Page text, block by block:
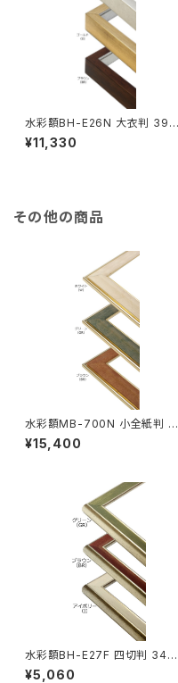
水彩額BH-E26N 大衣判 393
×508ミリ
¥11,330
その他の商品
水彩額MB-700N 小全紙判 50
7×659ミリ
¥15,400
水彩額BH-E27F 四切判 347×
423ミリ
¥5,060